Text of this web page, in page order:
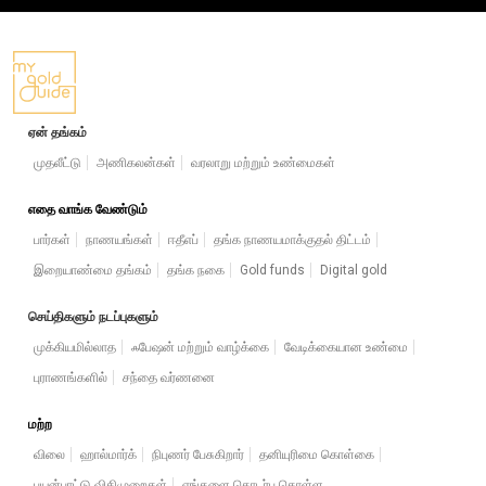
ஏன் தங்கம்
முதலீட்டு
அணிகலன்கள் வரலாறு மற்றும் உண்மைகள்
எதை வாங்க வேண்டும்
பார்கள்
நாணயங்கள் ஈதீஎப்
தங்க நாணயமாக்குதல் திட்டம்
இறையாண்மை தங்கம்
தங்க நகை Gold funds Digital gold
செய்திகளும் நடப்புகளும்
முக்கியமில்லாத
ஃபேஷன் மற்றும் வாழ்க்கை
வேடிக்கையான உண்மை
புராணங்களில்
சந்தை வர்ணனை
மற்ற
விலை
ஹால்மார்க் நிபுணர் பேசுகிறார்
தனியுரிமை கொள்கை